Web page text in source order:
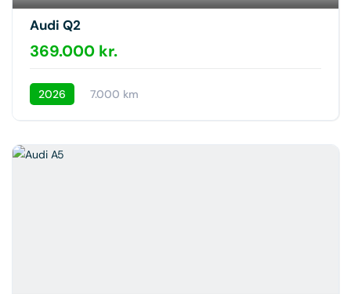
Audi Q2
369.000 kr.
2026 7.000 km